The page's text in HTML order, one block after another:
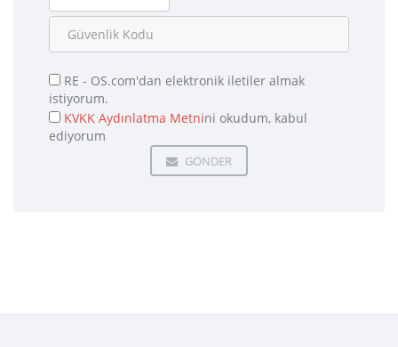
RE - OS.com'dan elektronik iletiler almak
istiyorum.
KVKK Aydınlatma Metnini okudum, kabul
ediyorum
GÖNDER